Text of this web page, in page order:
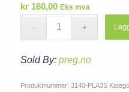
kr160,00 Eks mva
Sold By: preg.no
Produktnummer: 3140-PLA3S